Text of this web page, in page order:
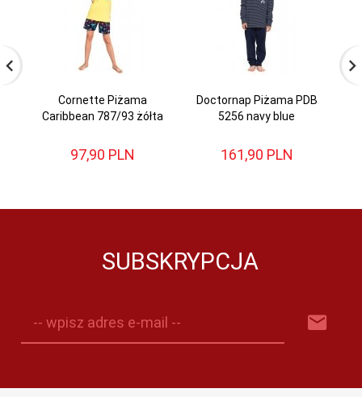
Cornette Piżama
Caribbean 787/93 żółta
97,90 PLN
Doctornap Piżama PDB
5256 navy blue
161,90 PLN
SUBSKRYPCJA
-- wpisz adres e-mail --